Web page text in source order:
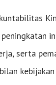
serta